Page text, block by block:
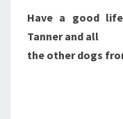
Have a good
Tanner and all
the other dogs